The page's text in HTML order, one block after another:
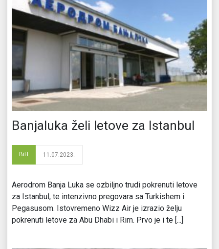
Banjaluka želi letove za Istanbul
BiH 11.07.2023.
Aerodrom Banja Luka se ozbiljno trudi pokrenuti letove
za Istanbul, te intenzivno pregovara sa Turkishem i
Pegasusom. Istovremeno Wizz Air je izrazio želju
pokrenuti letove za Abu Dhabi i Rim. Prvo je i te [...]